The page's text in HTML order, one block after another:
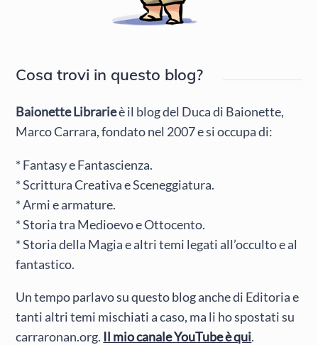
Cosa trovi in questo blog?
Baionette Librarieè il blog del Duca di Baionette,
Marco Carrara, fondato nel 2007 e si occupa di:
* Fantasy e Fantascienza.
* Scrittura Creativa e Sceneggiatura.
* Armi e armature.
* Storia tra Medioevo e Ottocento.
* Storia della Magia e altri temi legati all’occulto e al
fantastico.
Un tempo parlavo su questo blog anche di Editoria e
tanti altri temi mischiati a caso, ma li ho spostati su
carraronan.org. Il mio canale YouTube è qui.